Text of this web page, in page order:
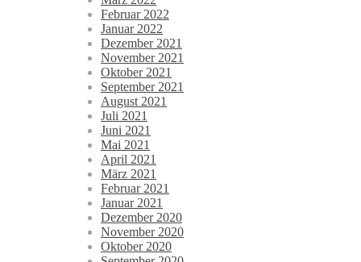
Februar 2022
Januar 2022
Dezember 2021
November 2021
Oktober 2021
September 2021
August 2021
Juli 2021
Juni 2021
Mai 2021
April 2021
März 2021
Februar 2021
Januar 2021
Dezember 2020
November 2020
Oktober 2020